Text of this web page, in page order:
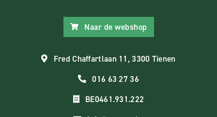
Naar de webshop
Fred Chaffartlaan 11, 3300 Tienen
016 63 27 36
BE0461.931.222